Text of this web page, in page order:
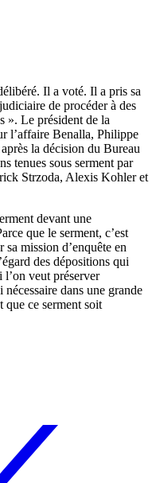
Il a voté. Il a pris sa
de procéder à des
». Le président de la
l’affaire Benalla, Philippe
la décision du Bureau
tenues sous serment par
Strzoda, Alexis Kohler et
devant une
que le serment, c’est
mission d’enquête en
des dépositions qui
l’on veut préserver
dans une grande
que ce serment soit